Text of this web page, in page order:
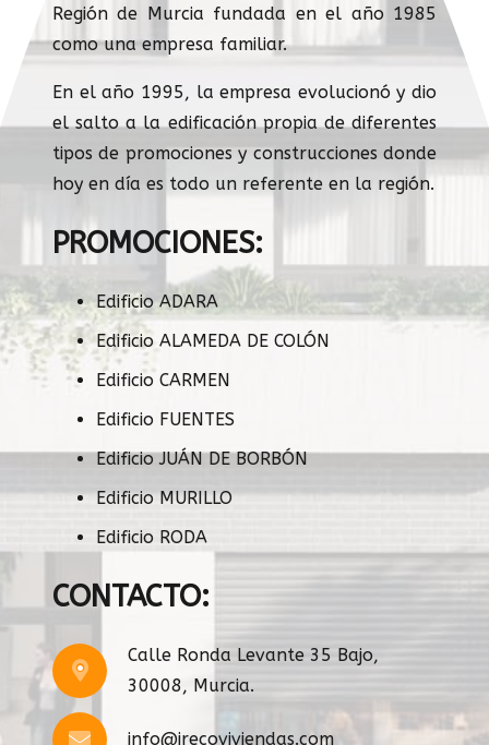
Región de Murcia fundada en el año 1985
como una empresa familiar.
En el año 1995, la empresa evolucionó y dio
el salto a la edificación propia de diferentes
tipos de promociones y construcciones donde
hoy en día es todo un referente en la región.
PROMOCIONES:
Edificio ADARA
Edificio ALAMEDA DE COLÓN
Edificio CARMEN
Edificio FUENTES
Edificio JUÁN DE BORBÓN
Edificio MURILLO
Edificio RODA
CONTACTO:
Calle Ronda Levante 35 Bajo,
30008, Murcia.
info@irecoviviendas.com